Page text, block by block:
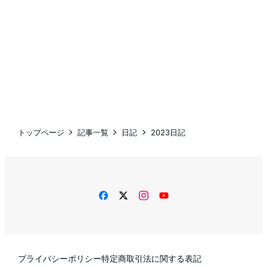
トップページ 記事一覧 日記 2023日記
facebooktwitterinstagram
YouTube
プライバシーポリシー特定商取引法に関する表記